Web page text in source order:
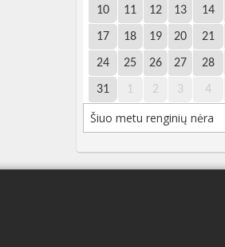
10 11 12 13 14
17 18 19 20 21
24 25 26 27 28
31 1 2 3 4
Šiuo metu renginių nėra